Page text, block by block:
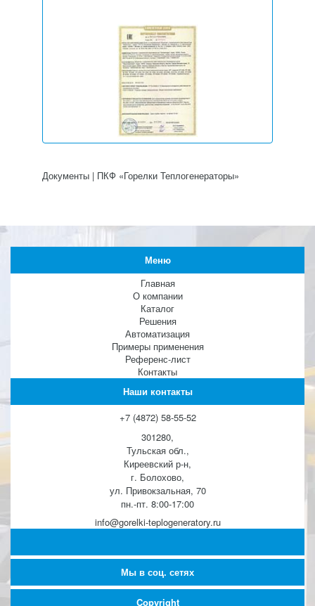
Документы | ПКФ «Горелки Теплогенераторы»
Меню
Главная
О компании
Каталог
Решения
Автоматизация
Примеры применения
Референс-лист
Контакты
Наши контакты
+7 (4872) 58-55-52
301280,
Тульская обл.,
Киреевский р-н,
г. Болохово,
ул. Привокзальная, 70
пн.-пт. 8:00-17:00
info@gorelki-teplogeneratory.ru
Мы в соц. сетях
Copyright